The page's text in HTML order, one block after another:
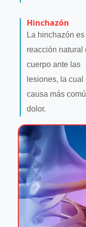
Hinchazón
La hinchazón es
reacción natural
cuerpo ante las
lesiones, la cual
causa más
dolor.